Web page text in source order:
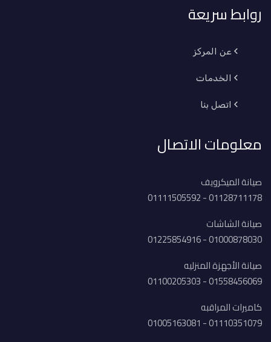
روابط سريعة
عن المركز
الخدمات
اتصل بنا
معلومات الاتصال
صيانة الميكرويف
01128711178 - 01111505592
صيانة الشاشات
01000878030 - 01225854916
صيانة الأجهزة المنزليه
01558456069 - 01100205303
كاميرات المراقبه
01110351079 - 01005163081